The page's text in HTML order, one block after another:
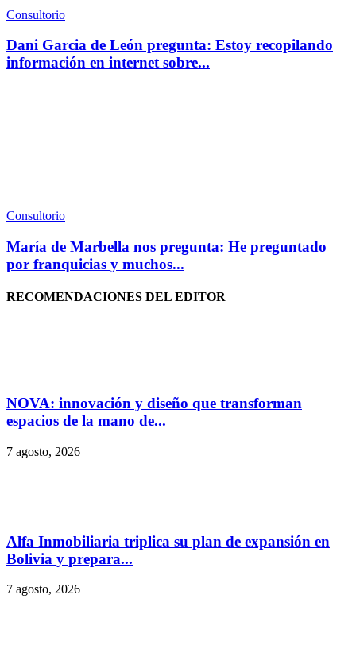
Consultorio
Dani Garcia de León pregunta: Estoy recopilando
información en internet sobre...
Consultorio
María de Marbella nos pregunta: He preguntado
por franquicias y muchos...
RECOMENDACIONES DEL EDITOR
NOVA: innovación y diseño que transforman
espacios de la mano de...
7 agosto, 2026
Alfa Inmobiliaria triplica su plan de expansión en
Bolivia y prepara...
7 agosto, 2026